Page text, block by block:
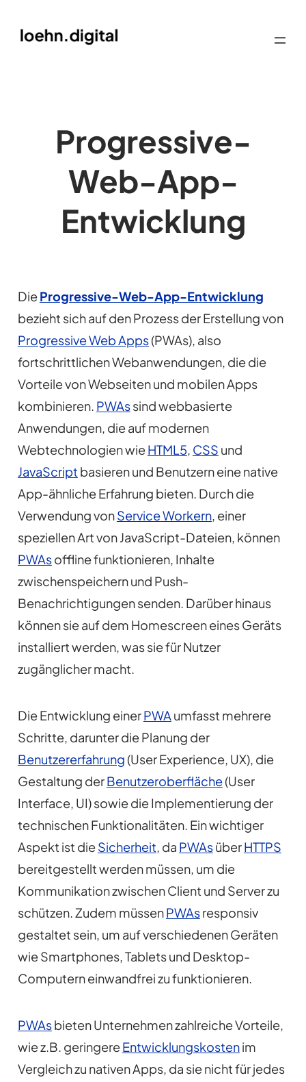
Progressive-
Web-App-
Entwicklung
DieProgressive-Web-App-Entwicklung
bezieht sich auf den Prozess der Erstellung von
Progressive Web Apps(PWAs), also
fortschrittlichen Webanwendungen, die die
Vorteile von Webseiten und mobilen Apps
kombinieren. PWAssind webbasierte
Anwendungen, die auf modernen
Webtechnologien wieHTML5, CSS und
JavaScript basieren und Benutzern eine native
App-ähnliche Erfahrung bieten. Durch die
Verwendung vonService Workern, einer
speziellen Art von JavaScript-Dateien, können
PWAsoffline funktionieren, Inhalte
zwischenspeichern und Push-
Benachrichtigungen senden. Darüber hinaus
können sie auf dem Homescreen eines Geräts
installiert werden, was sie für Nutzer
zugänglicher macht.
Die Entwicklung einerPWAumfasst mehrere
Schritte, darunter die Planung der
Benutzererfahrung (User Experience, UX), die
Gestaltung derBenutzeroberfläche(User
Interface, UI) sowie die Implementierung der
technischen Funktionalitäten. Ein wichtiger
Aspekt ist dieSicherheit, da PWAsüberHTTPS
bereitgestellt werden müssen, um die
Kommunikation zwischen Client und Server zu
schützen. Zudem müssenPWAsresponsiv
gestaltet sein, um auf verschiedenen Geräten
wie Smartphones, Tablets und Desktop-
Computern einwandfrei zu funktionieren.
PWAsbieten Unternehmen zahlreiche Vorteile,
wie z.B. geringereEntwicklungskostenim
Vergleich zu nativen Apps, da sie nicht für jedes